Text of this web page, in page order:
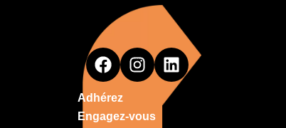
Adhérez
Engagez-vous